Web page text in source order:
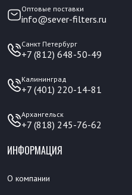
Оптовые поставки
info@sever-filters.ru
Санкт Петербург
+7 (812) 648-50-49
Калининград
+7 (401) 220-14-81
Архангельск
+7 (818) 245-76-62
ИНФОРМАЦИЯ
О компании